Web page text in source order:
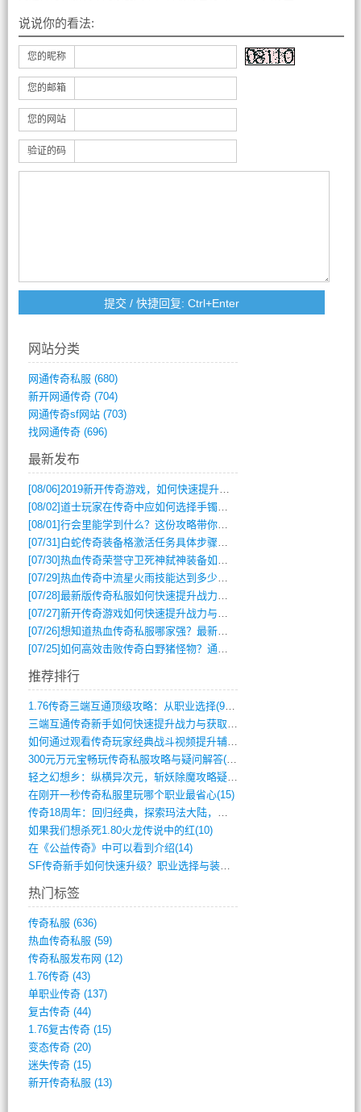
说说你的看法:
您的昵称
您的邮箱
您的网站
验证的码
网站分类
网通传奇私服 (680)
新开网通传奇(704)
网通传奇sf网站(703)
找网通传奇(696)
最新发布
[08/06]2019新开传奇游戏，如何快速提升角色等级？
[08/02]道士玩家在传奇中应如何选择手镯装备？
[08/01]行会里能学到什么？这份攻略带你全掌握
[07/31] 白蛇传奇装备格激活任务具体步骤是什么？如何完成？
[07/30]热血传奇荣誉守卫死神弑神装备如何获取与佩戴攻略？
[07/29]热血传奇中流星火雨技能达到多少级可以开始练装备？
[07/28]最新版传奇私服如何快速提升战力与获取稀有装备？
[07/27]新开传奇游戏如何快速提升战力与获取稀有装备？
[07/26]想知道热血传奇私服哪家强？最新排行榜攻略全解析
[07/25]如何高效击败传奇白野猪怪物？通关技巧全解析
推荐排行
1.76传奇三端互通顶级攻略：从职业选择(972)
三端互通传奇新手如何快速提升战力与获取稀(379)
如何通过观看传奇玩家经典战斗视频提升辅助(661)
300元万元宝畅玩传奇私服攻略与疑问解答(828)
轻之幻想乡：纵横异次元，斩妖除魔攻略疑云(404)
在刚开一秒传奇私服里玩哪个职业最省心(15)
传奇18周年：回归经典，探索玛法大陆，寻(798)
如果我们想杀死1.80火龙传说中的红(10)
在《公益传奇》中可以看到介绍(14)
SF传奇新手如何快速升级？职业选择与装备(711)
热门标签
传奇私服 (636)
热血传奇私服 (59)
传奇私服发布网 (12)
1.76传奇(43)
单职业传奇(137)
复古传奇(44)
1.76复古传奇(15)
变态传奇(20)
迷失传奇(15)
新开传奇私服 (13)